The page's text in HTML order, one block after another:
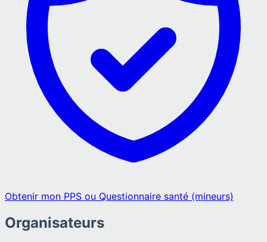
Obtenir mon PPS ou Questionnaire santé (mineurs)
Organisateurs